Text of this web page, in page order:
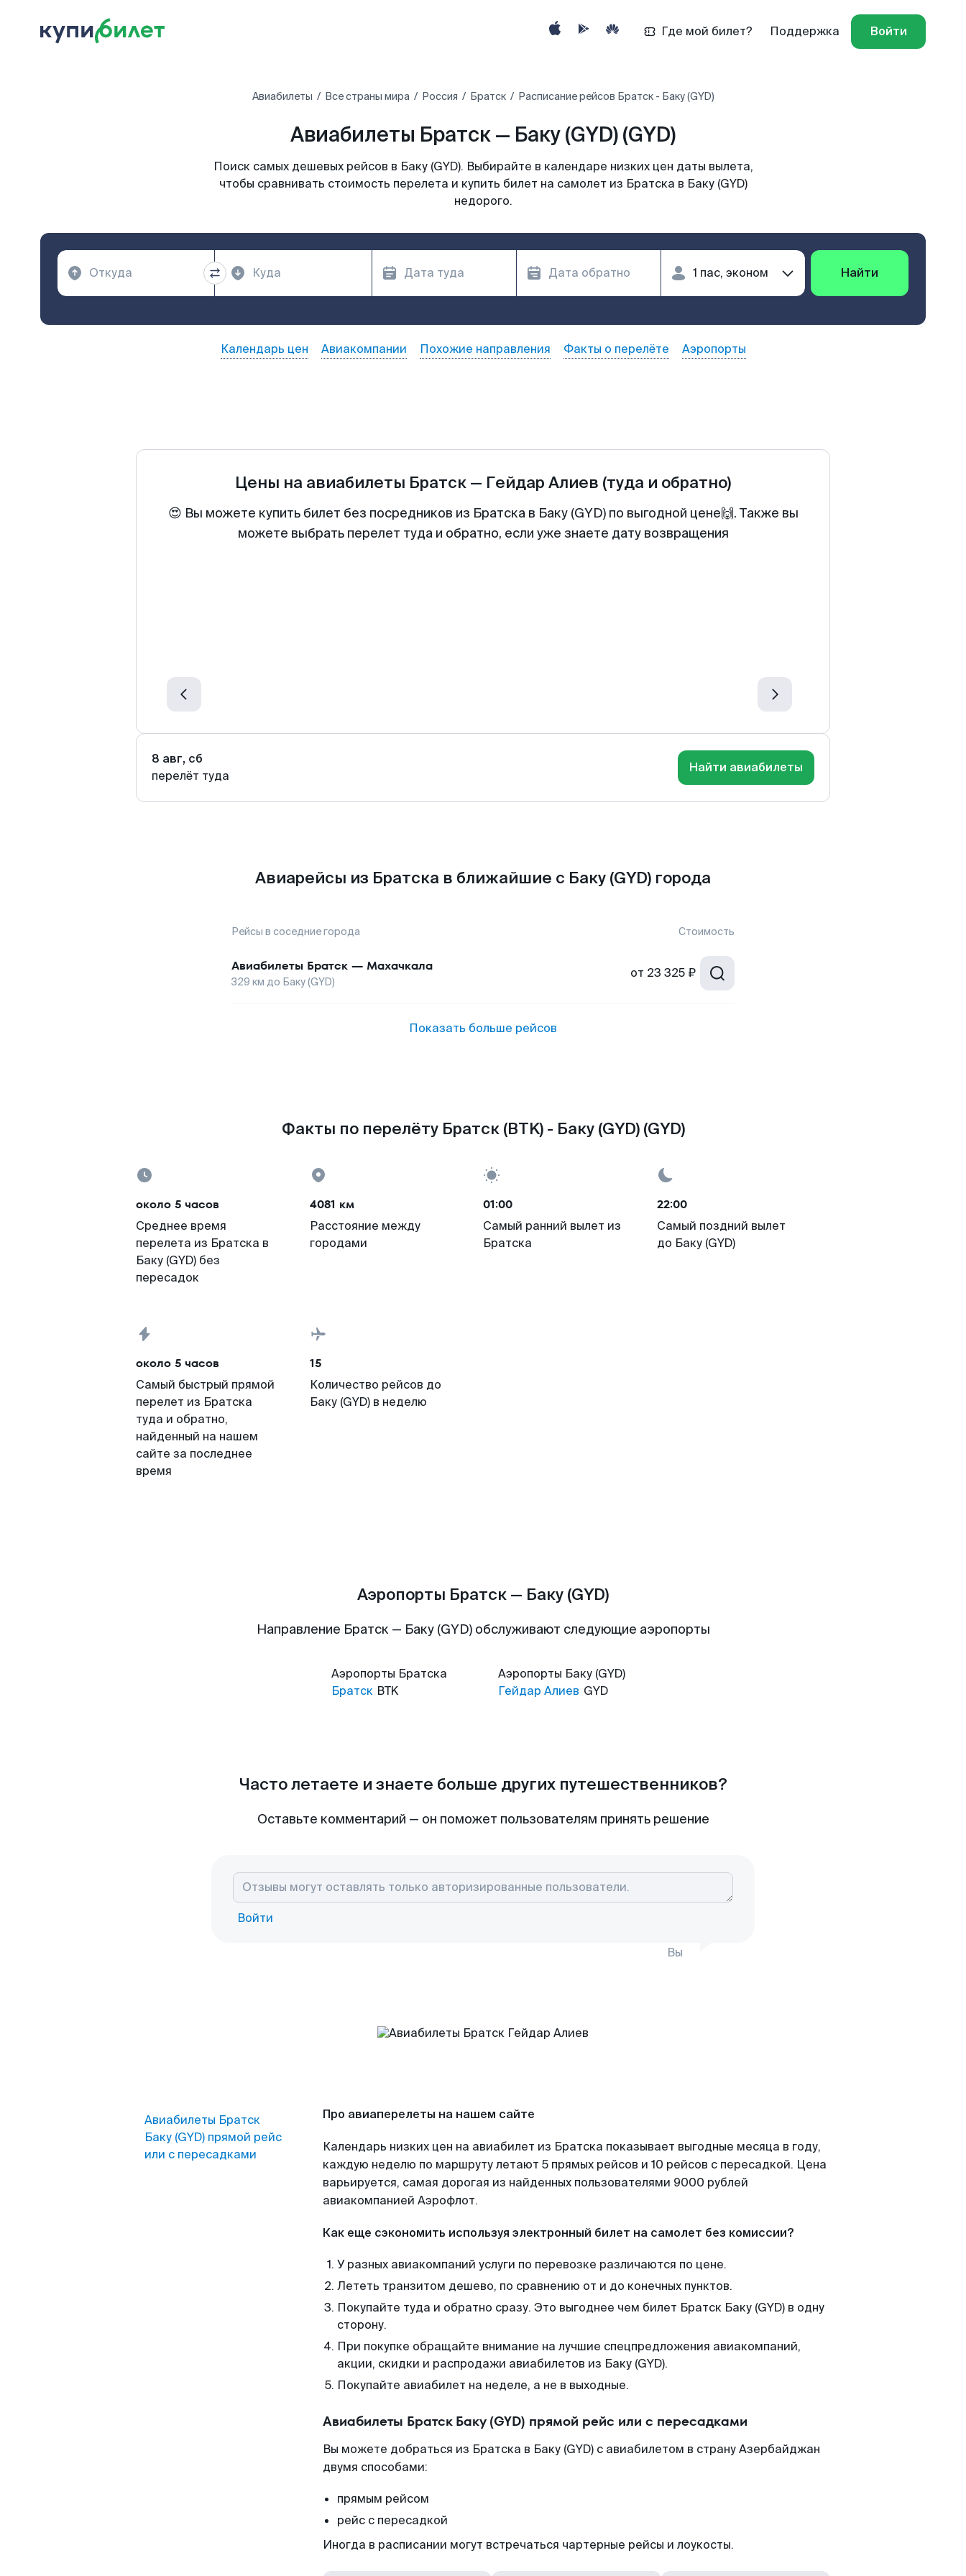
Где мой билет? Поддержка Войти
Авиабилеты Все страны мира Россия Братск Расписание рейсов Братск - Баку (GYD)
Авиабилеты Братск — Баку (GYD) (GYD)
Поиск самых дешевых рейсов в Баку (GYD). Выбирайте в календаре низких цен даты вылета,
чтобы сравнивать стоимость перелета и купить билет на самолет из Братска в Баку (GYD)
недорого.
Найти
Календарь цен Авиакомпании Похожие направления Факты о перелёте Аэропорты
Цены на авиабилеты Братск — Гейдар Алиев (туда и обратно)
😍 Вы можете купить билет без посредников из Братска в Баку (GYD) по выгодной цене🙌. Также вы
можете выбрать перелет туда и обратно, если уже знаете дату возвращения
8 авг, сб
перелёт туда
Найти авиабилеты
Авиарейсы из Братска в ближайшие с Баку (GYD) города
Рейсы в соседние города Стоимость
Авиабилеты Братск — Махачкала
329 км до Баку (GYD)
от 23 325 ₽
Показать больше рейсов
Факты по перелёту Братск (BTK) - Баку (GYD) (GYD)
около 5 часов
Среднее время
перелета из Братска в
Баку (GYD) без
пересадок
4081 км
Расстояние между
городами
01:00
Самый ранний вылет из
Братска
22:00
Самый поздний вылет
до Баку (GYD)
около 5 часов
Самый быстрый прямой
перелет из Братска
туда и обратно,
найденный на нашем
сайте за последнее
время
15
Количество рейсов до
Баку (GYD) в неделю
Аэропорты Братск — Баку (GYD)
Направление Братск — Баку (GYD) обслуживают следующие аэропорты
Аэропорты Братска
Братск BTK
Аэропорты Баку (GYD)
Гейдар Алиев GYD
Часто летаете и знаете больше других путешественников?
Оставьте комментарий — он поможет пользователям принять решение
Войти
Вы
Авиабилеты Братск
Баку (GYD) прямой рейс
или с пересадками
Про авиаперелеты на нашем сайте
Календарь низких цен на авиабилет из Братска показывает выгодные месяца в году,
каждую неделю по маршруту летают 5 прямых рейсов и 10 рейсов с пересадкой. Цена
варьируется, самая дорогая из найденных пользователями 9000 рублей
авиакомпанией Аэрофлот.
Как еще сэкономить используя электронный билет на самолет без комиссии?
У разных авиакомпаний услуги по перевозке различаются по цене.
Лететь транзитом дешево, по сравнению от и до конечных пунктов.
Покупайте туда и обратно сразу. Это выгоднее чем билет Братск Баку (GYD) в одну
сторону.
При покупке обращайте внимание на лучшие спецпредложения авиакомпаний,
акции, скидки и распродажи авиабилетов из Баку (GYD).
Покупайте авиабилет на неделе, а не в выходные.
Авиабилеты Братск Баку (GYD) прямой рейс или с пересадками
Вы можете добраться из Братска в Баку (GYD) с авиабилетом в страну Азербайджан
двумя способами:
прямым рейсом
рейс с пересадкой
Иногда в расписании могут встречаться чартерные рейсы и лоукосты.